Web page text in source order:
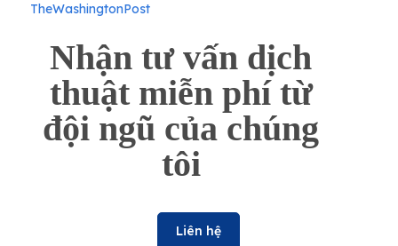
TheWashingtonPost
Nhận tư vấn dịch
thuật miễn phí từ
đội ngũ của chúng
tôi
Liên hệ